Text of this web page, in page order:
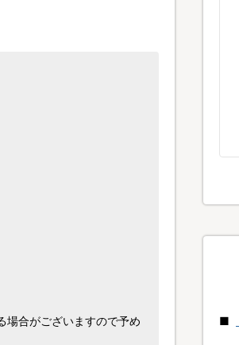
場合がございますので予め